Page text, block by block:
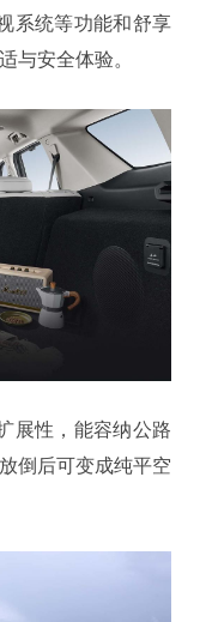
系统等功能和舒享
与安全体验。
展性，能容纳公路
倒后可变成纯平空